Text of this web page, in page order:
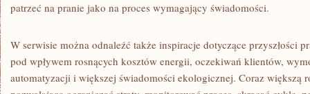
patrzeć na pranie jako na proces wymagający świadomości.
W serwisie można odnaleźć także inspiracje dotyczące przyszłości
pod wpływem rosnących kosztów energii, oczekiwań klientów,
automatyzacji i większej świadomości ekologicznej. Coraz większą